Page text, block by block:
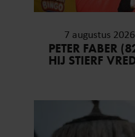
7 augustus 2026
PETER FABER
HIJ STIERF